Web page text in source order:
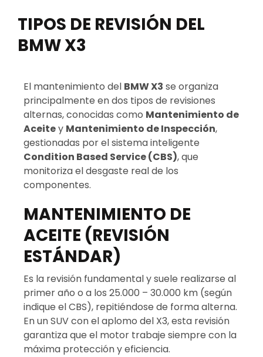
TIPOS DE REVISIÓN DEL
BMW X3
El mantenimiento del BMW X3 se organiza
principalmente en dos tipos de revisiones
alternas, conocidas como Mantenimiento de
Aceitey Mantenimiento de Inspección,
gestionadas por el sistema inteligente
Condition Based Service (CBS), que
monitoriza el desgaste real de los
componentes.
MANTENIMIENTO DE
ACEITE (REVISIÓN
ESTÁNDAR)
Es la revisión fundamental y suele realizarse al
primer año o a los 25.000 – 30.000 km (según
indique el CBS), repitiéndose de forma alterna.
En un SUV con el aplomo del X3, esta revisión
garantiza que el motor trabaje siempre con la
máxima protección y eficiencia.